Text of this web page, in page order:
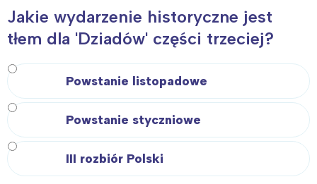
Jakie wydarzenie historyczne jest
tłem dla 'Dziadów' części trzeciej?
Powstanie listopadowe
Powstanie styczniowe
III rozbiór Polski